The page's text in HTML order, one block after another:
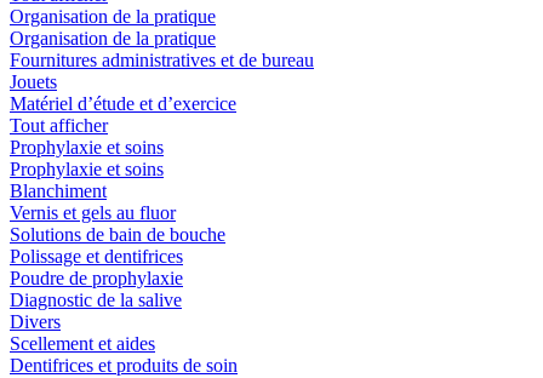
Organisation de la pratique
Organisation de la pratique
Fournitures administratives et de bureau
Jouets
Matériel d’étude et d’exercice
Tout afficher
Prophylaxie et soins
Prophylaxie et soins
Blanchiment
Vernis et gels au fluor
Solutions de bain de bouche
Polissage et dentifrices
Poudre de prophylaxie
Diagnostic de la salive
Divers
Scellement et aides
Dentifrices et produits de soin